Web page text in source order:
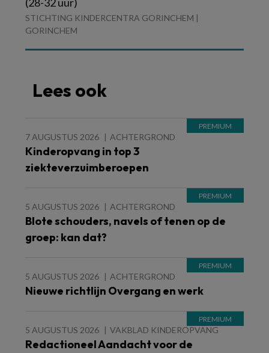
STICHTING KINDERCENTRA GORINCHEM |
GORINCHEM
Lees ook
7 AUGUSTUS 2026 ACHTERGROND
Kinderopvang in top 3
ziekteverzuimberoepen
5 AUGUSTUS 2026 ACHTERGROND
Blote schouders, navels of tenen op de
groep: kan dat?
5 AUGUSTUS 2026 ACHTERGROND
Nieuwe richtlijn Overgang en werk
5 AUGUSTUS 2026 VAKBLAD KINDEROPVANG
Redactioneel Aandacht voor de